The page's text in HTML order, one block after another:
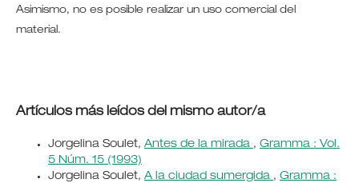
Asimismo, no es posible realizar un uso comercial del
material.
Artículos más leídos del mismo autor/a
Jorgelina Soulet, Antes de la mirada , Gramma : Vol.
5 Núm. 15 (1993)
Jorgelina Soulet, A la ciudad sumergida , Gramma :